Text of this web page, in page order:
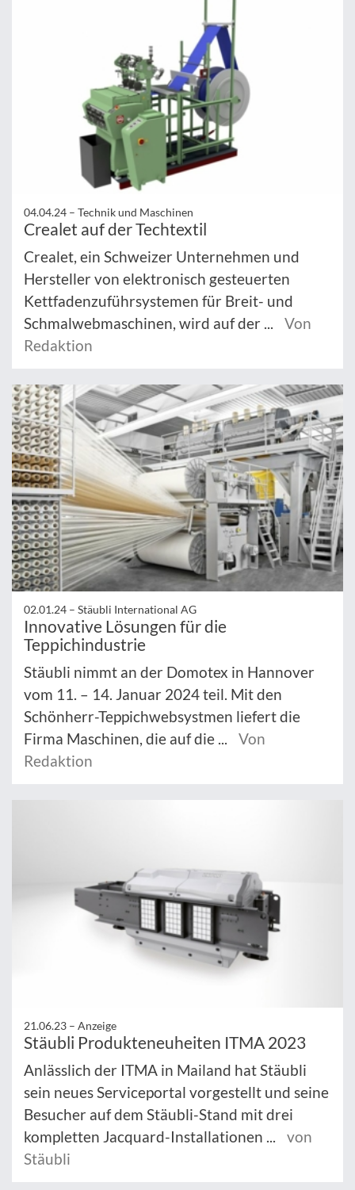
04.04.24 – Technik und Maschinen
Crealet auf der Techtextil
Crealet, ein Schweizer Unternehmen und
Hersteller von elektronisch gesteuerten
Kettfadenzuführsystemen für Breit- und
Schmalwebmaschinen, wird auf der ...
Von
Redaktion
02.01.24 – Stäubli International AG
Innovative Lösungen für die
Teppichindustrie
Stäubli nimmt an der Domotex in Hannover
vom 11. – 14. Januar 2024 teil. Mit den
Schönherr-Teppichwebsystmen liefert die
Firma Maschinen, die auf die ...
Von
Redaktion
21.06.23 – Anzeige
Stäubli Produkteneuheiten ITMA 2023
Anlässlich der ITMA in Mailand hat Stäubli
sein neues Serviceportal vorgestellt und seine
Besucher auf dem Stäubli-Stand mit drei
kompletten Jacquard-Installationen ...
von
Stäubli